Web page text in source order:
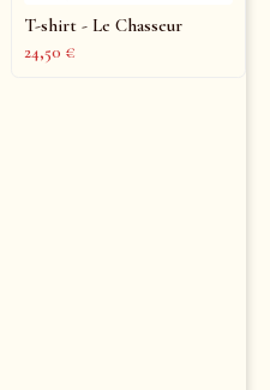
T-shirt - Le Chasseur
24,50 €